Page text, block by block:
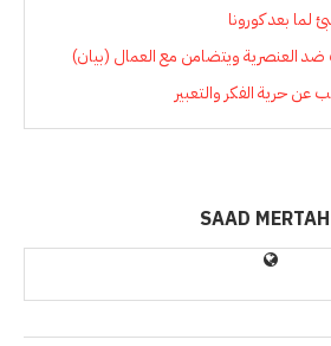
لما بعد كورونا
ضد العنصرية ويتضامن مع العمال (بيان)
عن حرية الفكر والتعبير
SAAD MERTAH